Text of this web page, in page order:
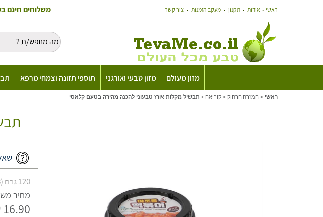
ראשי אודות תקנון מעקב הזמנות צור קשר משלוחים חינם
מזון מעולם מזון טבעי ואורגני תוספי תזונה וצמחי מרפא
ראשי > המזרח הרחוק > קוריאה > תבשיל מקלות אורז טבעוני להכנה מהירה בטעם קלאסי
120 גרם (14.08 ₪ ל-100 גרם)
מחיר משלוח:
16.90 ₪